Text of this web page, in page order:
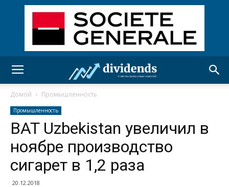
Домой Промышленность
Промышленность
BAT Uzbekistan увеличил в
ноябре производство
сигарет в 1,2 раза
20.12.2018